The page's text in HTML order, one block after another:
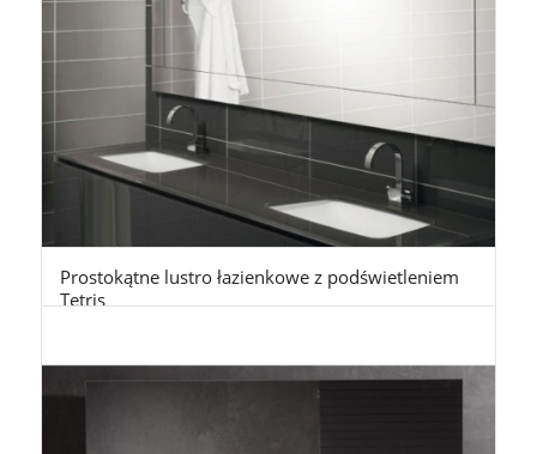
Prostokątne lustro łazienkowe z podświetleniem
Tetris